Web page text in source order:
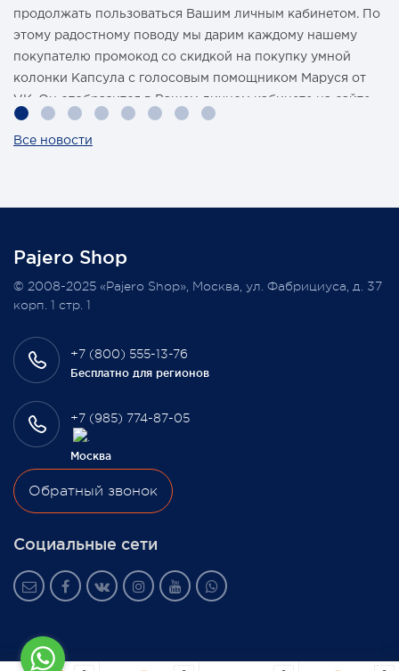
продолжать пользоваться Вашим личным кабинетом. По
этому радостному поводу мы дарим каждому нашему
покупателю промокод со скидкой на покупку умной
колонки Капсула с голосовым помощником Маруся от
VK. Он отобразится в Вашем личном кабинете на сайте
магазина Pajero Shop 14 февраля.
Всегда Ваш, Pajero Shop
3 февраля 2022
Все новости
Pajero Shop
+7 (800) 555-13-76
Бесплатно для регионов
+7 (985) 774-87-05
Москва
Обратный звонок
Социальные сети
© 2008-2025 «Pajero Shop», Москва, ул. Фабрициуса, д. 37
корп. 1 стр. 1